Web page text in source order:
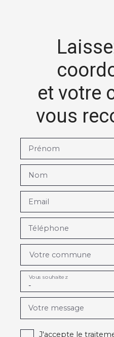
et votre
vous
Prénom
Nom
Email
Téléphone
Votre commune
-
Vous souhaitez
Votre message
J'accepte le